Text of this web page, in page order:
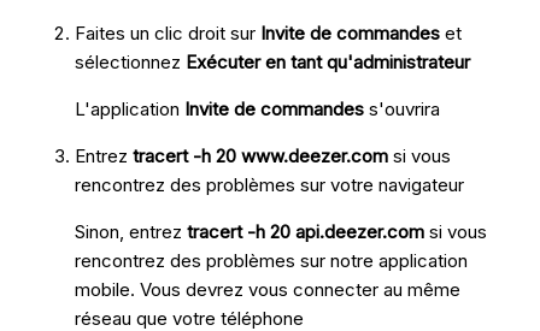
Faites un clic droit sur Invite de commandes et
sélectionnez Exécuter en tant qu'administrateur
L'application Invite de commandes s'ouvrira
Entreztracert -h 20 www.deezer.com si vous
rencontrez des problèmes sur votre navigateur
Sinon, entreztracert -h 20 api.deezer.com si vous
rencontrez des problèmes sur notre application
mobile. Vous devrez vous connecter au même
réseau que votre téléphone